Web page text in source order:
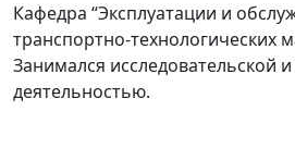
Кафедра “Эксплуатации и
транспортно-технологических
Занимался исследовательской
деятельностью.